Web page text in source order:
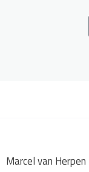
Marcel van Herpen